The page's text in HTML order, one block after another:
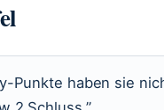
Punkte haben sie